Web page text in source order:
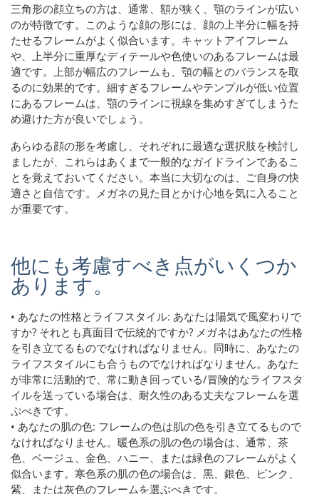
三角形の顔立ちの方は、通常、額が狭く、顎のラインが広い
のが特徴です。このような顔の形には、顔の上半分に幅を持
たせるフレームがよく似合います。キャットアイフレーム
や、上半分に重厚なディテールや色使いのあるフレームは最
適です。上部が幅広のフレームも、顎の幅とのバランスを取
るのに効果的です。細すぎるフレームやテンプルが低い位置
にあるフレームは、顎のラインに視線を集めすぎてしまうた
め避けた方が良いでしょう。
あらゆる顔の形を考慮し、それぞれに最適な選択肢を検討し
ましたが、これらはあくまで一般的なガイドラインであるこ
とを覚えておいてください。本当に大切なのは、ご自身の快
適さと自信です。メガネの見た目とかけ心地を気に入ること
が重要です。
他にも考慮すべき点がいくつか
あります。
• あなたの性格とライフスタイル: あなたは陽気で風変わりで
すか? それとも真面目で伝統的ですか? メガネはあなたの性格
を引き立てるものでなければなりません。同時に、あなたの
ライフスタイルにも合うものでなければなりません。あなた
が非常に活動的で、常に動き回っている/冒険的なライフスタ
イルを送っている場合は、耐久性のある丈夫なフレームを選
ぶべきです。
• あなたの肌の色: フレームの色は肌の色を引き立てるもので
なければなりません。暖色系の肌の色の場合は、通常、茶
色、ベージュ、金色、ハニー、または緑色のフレームがよく
似合います。寒色系の肌の色の場合は、黒、銀色、ピンク、
紫、または灰色のフレームを選ぶべきです。